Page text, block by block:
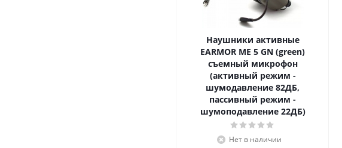
Наушники активные
EARMOR ME 5 GN (green)
съемный микрофон
(активный режим -
шумодавление 82ДБ,
пассивный режим -
шумоподавление 22ДБ)
Нет в наличии